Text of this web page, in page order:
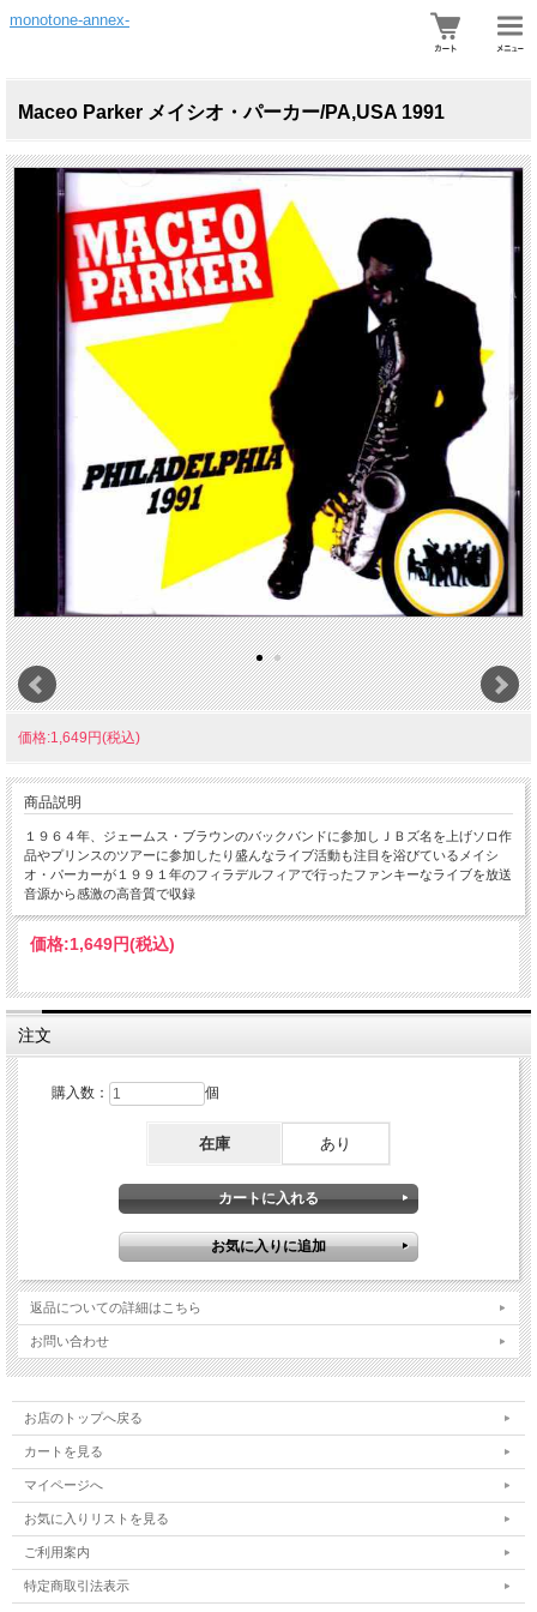
monotone-annex-
Maceo Parker メイシオ・パーカー/PA,USA 1991
価格:1,649円(税込)
商品説明
１９６４年、ジェームス・ブラウンのバックバンドに参加しＪＢズ名を上げソロ作
品やプリンスのツアーに参加したり盛んなライブ活動も注目を浴びているメイシ
オ・パーカーが１９９１年のフィラデルフィアで行ったファンキーなライブを放送
音源から感激の高音質で収録
価格:1,649円(税込)
注文
購入数： 個
在庫 あり
返品についての詳細はこちら
お問い合わせ
お店のトップへ戻る
カートを見る
マイページへ
お気に入りリストを見る
ご利用案内
特定商取引法表示